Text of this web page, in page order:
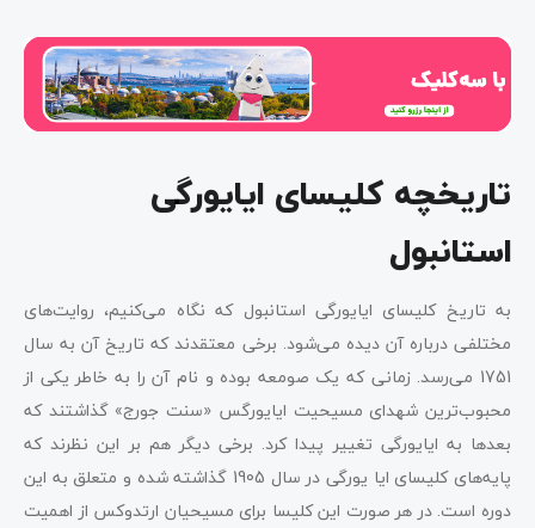
تاریخچه کلیسای ایایورگی
استانبول
به تاریخ کلیسای ایایورگی استانبول که نگاه می‌کنیم، روایت‌های
مختلفی درباره آن دیده می‌شود. برخی معتقدند که تاریخ آن به سال
1751 می‌رسد. زمانی که یک صومعه بوده و نام آن را به خاطر یکی از
محبوب‌ترین شهدای مسیحیت ایایورگس «سنت جورج» گذاشتند که
بعدها به ایایورگی تغییر پیدا کرد. برخی دیگر هم بر این نظرند که
پایه‌های کلیسای ایا یورگی در سال 1905 گذاشته شده و متعلق به این
دوره است. در هر صورت این کلیسا برای مسیحیان ارتدوکس از اهمیت